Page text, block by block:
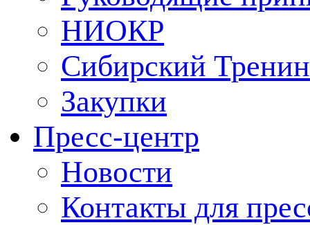
НИОКР
Сибирский
Закупки
Пресс-центр
Новости
Контакты для